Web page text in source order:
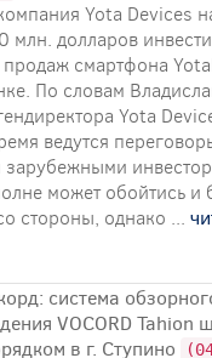
Yota Devices
млн. долларов
продаж смартфона
По словам
Yota
ведутся
зарубежными
может обойтись и
стороны, однако ...
система
VOCORD Tahion
в г. Ступино